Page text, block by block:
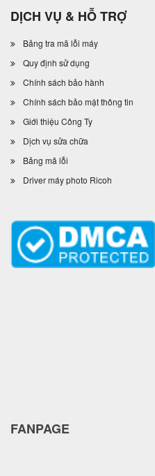
DỊCH VỤ & HỖ TRỢ
Bảng tra mã lỗi máy
Quy định sử dụng
Chính sách bảo hành
Chính sách bảo mật thông tin
Giới thiệu Công Ty
Dịch vụ sửa chữa
Bảng mã lỗi
Driver máy photo Ricoh
FANPAGE